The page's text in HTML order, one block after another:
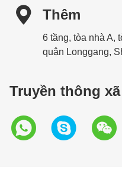
 Thêm
6 tầng, tòa nhà A,
quận Longgang,
Truyền thông